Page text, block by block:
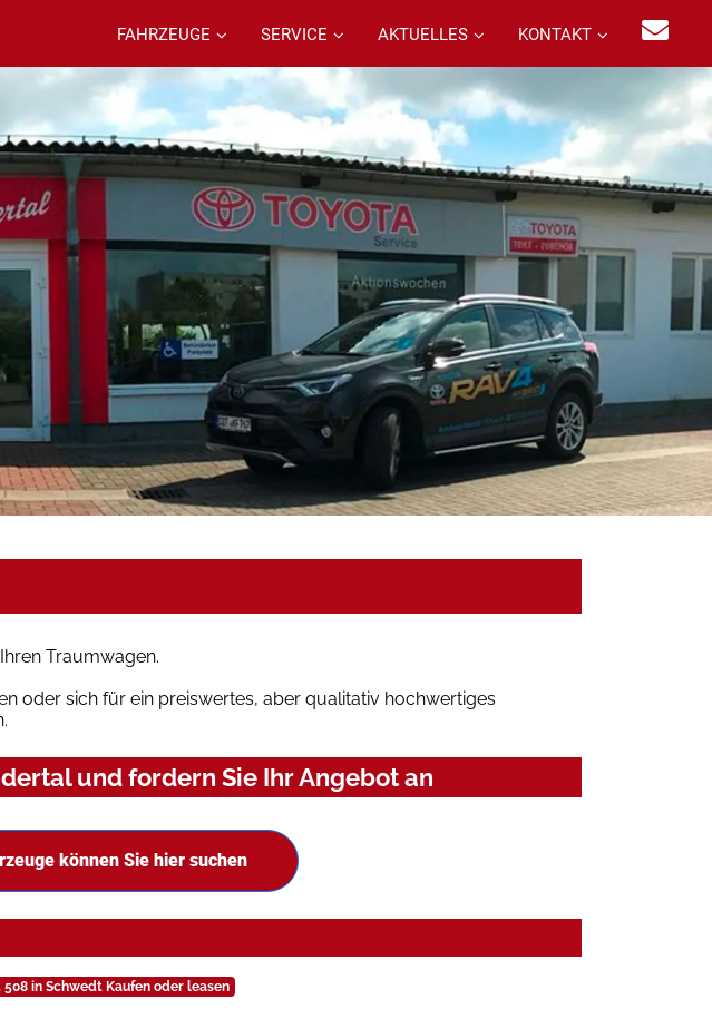
FAHRZEUGE SERVICE AKTUELLES KONTAKT
Traumwagen.
oder sich für ein preiswertes, aber qualitativ hochwertiges
und fordern Sie Ihr Angebot an
können Sie hier suchen
508 in Schwedt Kaufen oder leasen